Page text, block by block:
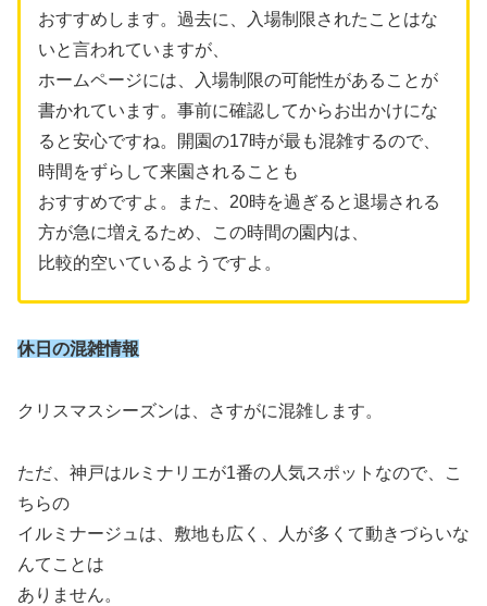
おすすめします。過去に、入場制限されたことはな
いと言われていますが、
ホームページには、入場制限の可能性があることが
書かれています。事前に確認してからお出かけにな
ると安心ですね。開園の17時が最も混雑するので、
時間をずらして来園されることも
おすすめですよ。また、20時を過ぎると退場される
方が急に増えるため、この時間の園内は、
比較的空いているようですよ。
休日の混雑情報
クリスマスシーズンは、さすがに混雑します。
ただ、神戸はルミナリエが1番の人気スポットなので、こ
ちらの
イルミナージュは、敷地も広く、人が多くて動きづらいな
んてことは
ありません。